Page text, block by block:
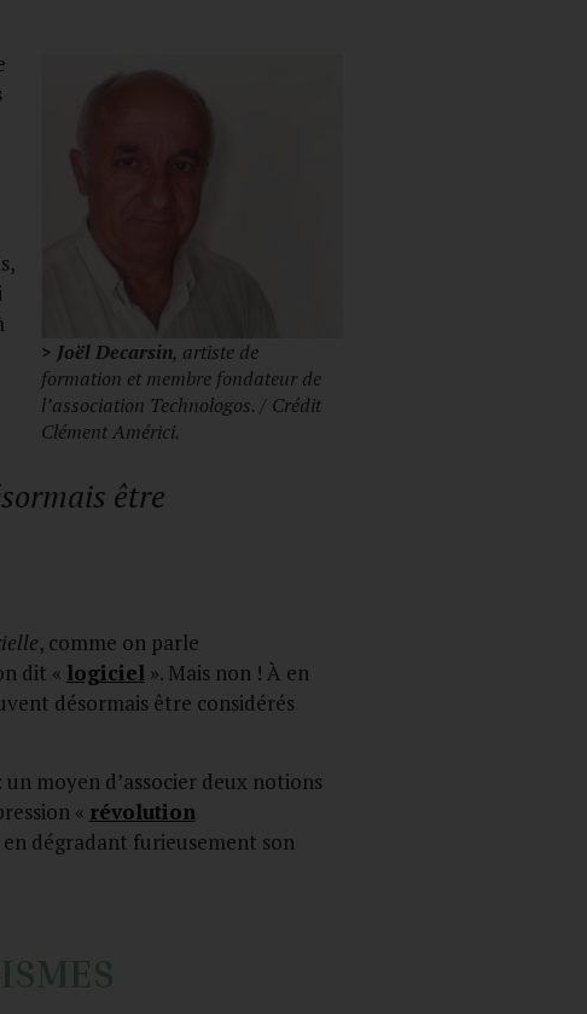
> Joël Decarsin, artiste de
formation et membre fondateur de
l’association Technologos. / Crédit
Clément Américi.
être
, comme on parle
dit « logiciel». Mais non ! À en
désormais être considérés
moyen d’associer deux notions
« révolution
dégradant furieusement son